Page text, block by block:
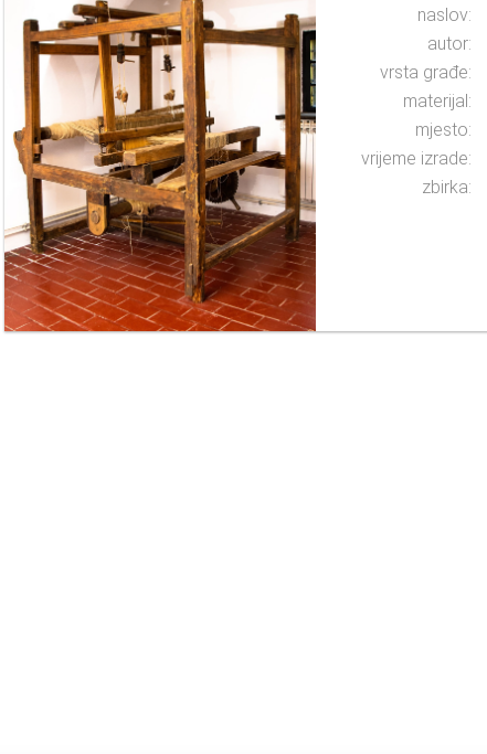
naslov:
autor:
vrsta građe:
materijal:
mjesto:
vrijeme izrade:
zbirka: